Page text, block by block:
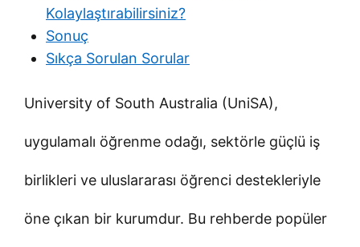
Kolaylaştırabilirsiniz?
Sonuç
Sıkça Sorulan Sorular
University of South Australia (UniSA),
uygulamalı öğrenme odağı, sektörle güçlü iş
birlikleri ve uluslararası öğrenci destekleriyle
öne çıkan bir kurumdur. Bu rehberde popüler